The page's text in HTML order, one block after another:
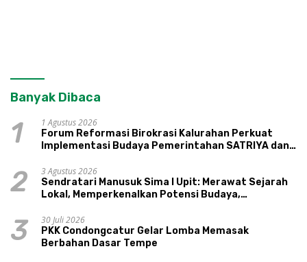
Banyak Dibaca
1
1 Agustus 2026
Forum Reformasi Birokrasi Kalurahan Perkuat
Implementasi Budaya Pemerintahan SATRIYA dan
2
3 Agustus 2026
Sendratari Manusuk Sima I Upit: Merawat Sejarah
Lokal, Memperkenalkan Potensi Budaya,
3
30 Juli 2026
PKK Condongcatur Gelar Lomba Memasak
Berbahan Dasar Tempe